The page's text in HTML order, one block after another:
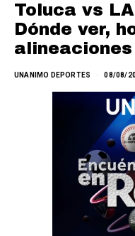
Toluca vs
Dónde ver,
alineaciones
UNANIMO DEPORTES 08/08/